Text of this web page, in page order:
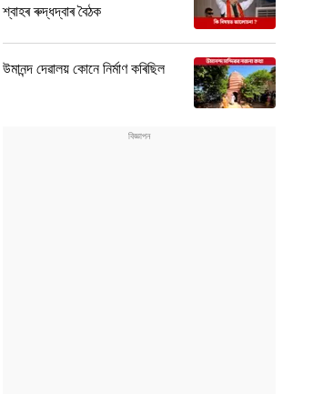
শ্বাহৰ ৰুদ্ধদ্বাৰ বৈঠক
উমানন্দ দেৱালয় কোনে নিৰ্মাণ কৰিছিল